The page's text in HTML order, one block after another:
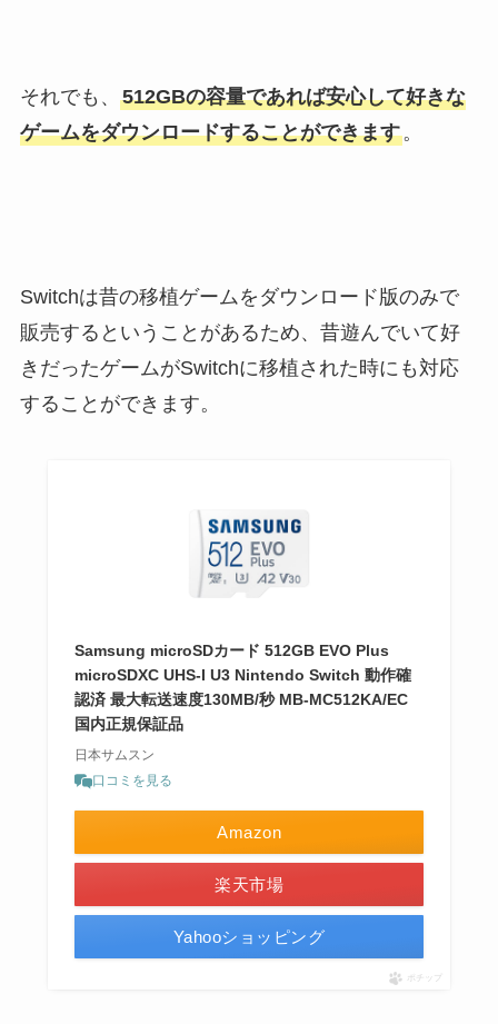
それでも、 512GBの容量であれば安心して好きな
ゲームをダウンロードすることができます。
Switchは昔の移植ゲームをダウンロード版のみで
販売するということがあるため、昔遊んでいて好
きだったゲームがSwitchに移植された時にも対応
することができます。
Samsung microSDカード 512GB EVO Plus
microSDXC UHS-I U3 Nintendo Switch 動作確
認済 最大転送速度130MB/秒 MB-MC512KA/EC
国内正規保証品
日本サムスン
口コミを見る
Amazon
楽天市場
Yahooショッピング
ポチップ